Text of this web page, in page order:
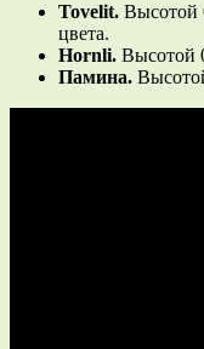
Tovelit. Высотой
цвета.
Hornli. Высотой
Памина.